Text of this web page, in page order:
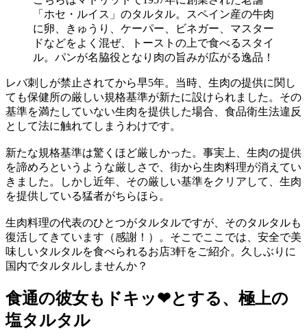
「ホセ・ルイス」のタルタル。スペイン産の牛肉
に卵、きゅうり、ケーパー、ビネガー、マスター
ドなどをよく混ぜ、トーストの上で食べるスタイ
ル。パンが名脇役となり肉の旨みが広がる逸品！
レバ刺しが禁止されてから早5年。当時、生肉の提供に関し
ても保健所の厳しい規格基準が新たに設けられました。その
基準を満たしていない生肉を提供した場合、食品衛生法違反
として法に触れてしまうわけです。
新たな規格基準は驚くほど厳しかった。事実上、生肉の提供
を諦めろというような厳しさで、街から生肉料理が消えてい
きました。しかし近年、その厳しい基準をクリアして、生肉
を提供している猛者がちらほら。
生肉料理の代表のひとつがタルタルですが、そのタルタルも
復活してきています（感謝！）。そこでここでは、安全で美
味しいタルタルを食べられるお店3軒をご紹介。久しぶりに
国内でタルタルしませんか？
食通の彼女もドキッ❤とする、極上の
塩タルタル